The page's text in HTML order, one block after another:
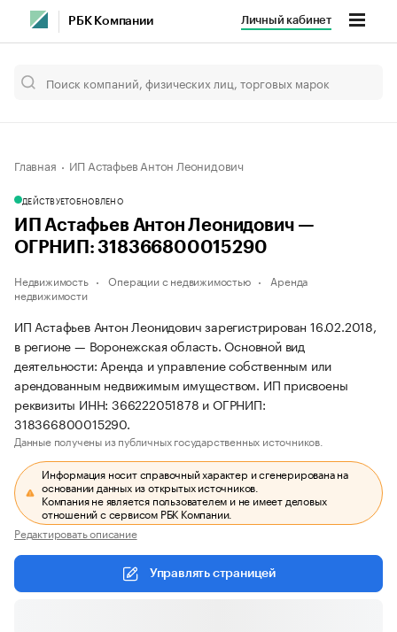
РБК Компании Личный кабинет
Главная ИП Астафьев Антон Леонидович
ДЕЙСТВУЕТОБНОВЛЕНО
ИП Астафьев Антон Леонидович —
ОГРНИП: 318366800015290
Недвижимость Операции с недвижимостью
Аренда
недвижимости
ИП Астафьев Антон Леонидович зарегистрирован 16.02.2018,
в регионе — Воронежская область. Основной вид
деятельности: Аренда и управление собственным или
арендованным недвижимым имуществом. ИП присвоены
реквизиты ИНН: 366222051878 и ОГРНИП:
318366800015290.
Данные получены из публичных государственных источников.
Информация носит справочный характер и сгенерирована на
основании данных из открытых источников.
Компания не является пользователем и не имеет деловых
отношений с сервисом РБК Компании.
Редактировать описание
Управлять страницей